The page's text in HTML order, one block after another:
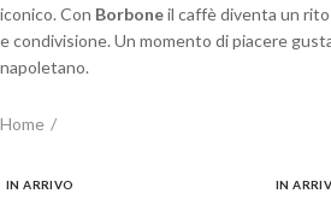
iconico. Con Borboneil caffè diventa un
e condivisione. Un momento di piacere
napoletano.
Home
IN ARRIVO IN